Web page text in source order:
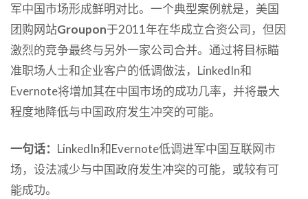
军中国市场形成鲜明对比。一个典型案例就是，美国
团购网站Groupon于2011年在华成立合资公司，但因
激烈的竞争最终与另外一家公司合并。通过将目标瞄
准职场人士和企业客户的低调做法，LinkedIn和
Evernote将增加其在中国市场的成功几率，并将最大
程度地降低与中国政府发生冲突的可能。
一句话： LinkedIn和Evernote低调进军中国互联网市
场，设法减少与中国政府发生冲突的可能，或较有可
能成功。